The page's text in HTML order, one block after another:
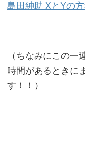
島田紳助 XとYの
（ちなみにこの一
時間があるときに
す！！）